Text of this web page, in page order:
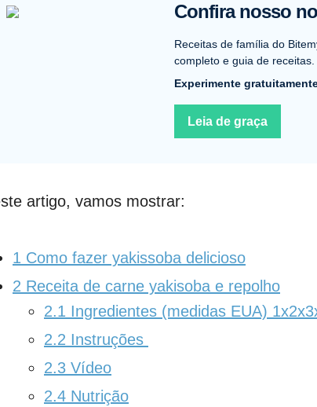
Confira nosso
Receitas de família do
completo e guia de receitas.
Experimente
Leia de graça
artigo, vamos mostrar:
1 Como fazer yakissoba delicioso
2 Receita de carne yakisoba e repolho
2.1 Ingredientes (medidas EUA)
2.2 Instruções
2.3 Vídeo
2.4 Nutrição